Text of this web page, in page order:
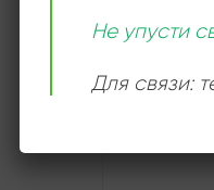
Не упусти
Для связи: